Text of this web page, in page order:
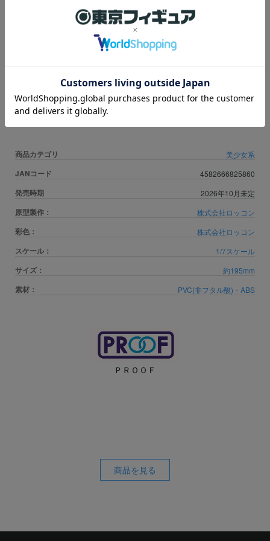
26,400円
申し訳ございませんが、只今品切れ中です。
す。上限数を超え数量はキャンセル扱いとなります。
※ご注文確定後のキャンセルにおきましては、一切お受け致しかねますの
で予めご了承ください。
商品カテゴリ 美少女系
JANコード 4582666825860
発売時期 2026年10月未定
原型製作： 株式会社ロッコン
彩色： 株式会社ロッコン
スケール： 1/7スケール
サイズ： 約195mm
素材： PVC(非フタル酸)・ABS
ＰＲＯＯＦ
商品を見る